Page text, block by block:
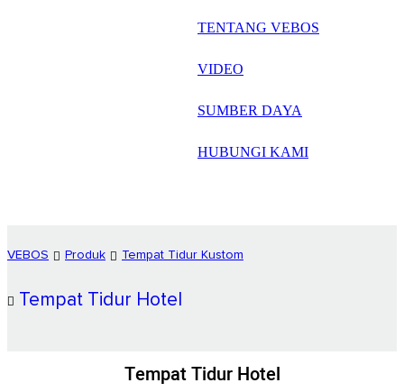
français
العربية
TENTANG VEBOS
VIDEO
SUMBER DAYA
HUBUNGI KAMI
VEBOS Produk Tempat Tidur Kustom
Tempat Tidur Hotel
Tempat Tidur Hotel